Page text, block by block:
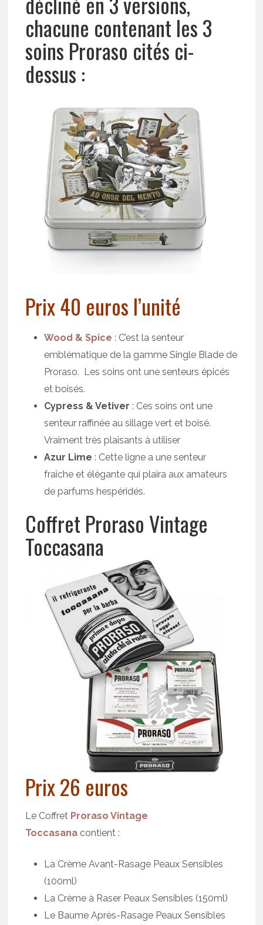
chacune contenant les 3
soins Proraso cités ci-
dessus :
Prix 40 euros l’unité
Wood & Spice : C’est la senteur
emblématique de la gamme Single Blade de
Proraso. Les soins ont une senteurs épicés
et boisés.
Cypress & Vetiver : Ces soins ont une
senteur raffinée au sillage vert et boisé.
Vraiment très plaisants à utiliser
Azur Lime : Cette ligne a une senteur
fraîche et élégante qui plaira aux amateurs
de parfums hespéridés.
Coffret Proraso Vintage
Toccasana
Prix 26 euros
Le Coffret Proraso Vintage
Toccasana contient :
La Crème Avant-Rasage Peaux Sensibles
(100ml)
La Crème à Raser Peaux Sensibles (150ml)
Le Baume Après-Rasage Peaux Sensibles